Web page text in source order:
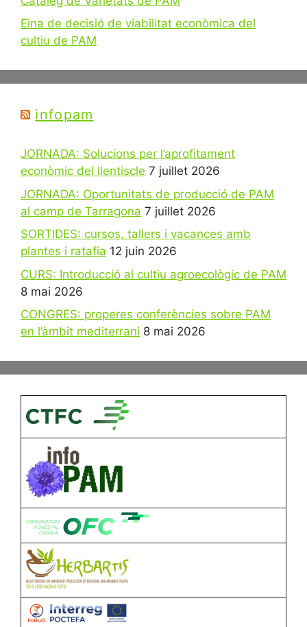
Eina de decisió de viabilitat econòmica del
cultiu de PAM
infopam
JORNADA: Solucions per l’aprofitament
econòmic del llentiscle 7 juillet 2026
JORNADA: Oportunitats de producció de PAM
al camp de Tarragona 7 juillet 2026
SORTIDES: cursos, tallers i vacances amb
plantes i ratafia 12 juin 2026
CURS: Introducció al cultiu agroecològic de PAM
8 mai 2026
CONGRES: properes conferències sobre PAM
en l’àmbit mediterrani 8 mai 2026